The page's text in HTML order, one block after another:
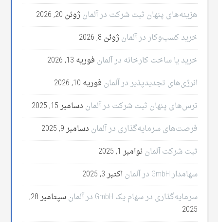
هزینه‌های پنهان ثبت شرکت در آلمان ژوئن 20, 2026
خرید کسب‌وکار در آلمان ژوئن 8, 2026
خرید یا ساخت کارخانه در آلمان فوریه 13, 2026
انرژی‌های تجدیدپذیر در آلمان فوریه 10, 2026
ترس‌های پنهان ثبت شرکت در آلمان دسامبر 15, 2025
فرصت‌های سرمایه‌گذاری در آلمان دسامبر 9, 2025
ثبت شرکت آلماننوامبر 1, 2025
سهامدار GmbH در آلمان
اکتبر 3, 2025
سرمایه‌گذاری در سهام یک GmbH در آلمان
سپتامبر 28,
2025